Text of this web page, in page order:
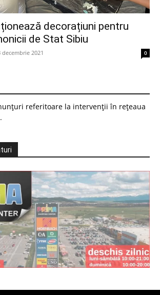
decorațiuni pentru
de Stat Sibiu
decembrie 2021 0
referitoare la intervenții în rețeaua